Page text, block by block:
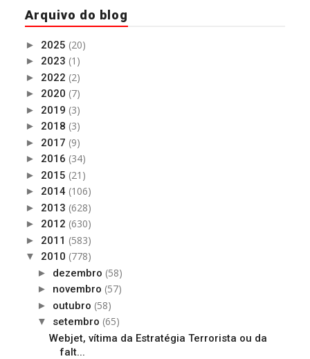
Arquivo do blog
► 2025 (20)
► 2023 (1)
► 2022 (2)
► 2020 (7)
► 2019 (3)
► 2018 (3)
► 2017 (9)
► 2016 (34)
► 2015 (21)
► 2014 (106)
► 2013 (628)
► 2012 (630)
► 2011 (583)
▼ 2010 (778)
► dezembro (58)
► novembro (57)
► outubro (58)
▼ setembro (65)
Webjet, vítima da Estratégia Terrorista ou da
falt...